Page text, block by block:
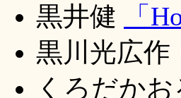
黒井健
「
黒川光広作
くろだかお